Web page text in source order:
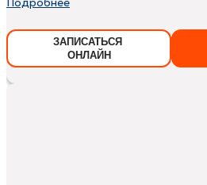
ЗАПИСАТЬСЯ
ОНЛАЙН